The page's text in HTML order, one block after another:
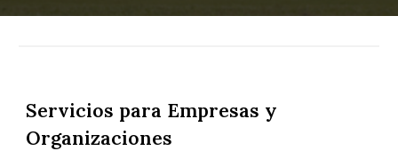
Servicios para Empresas y
Organizaciones